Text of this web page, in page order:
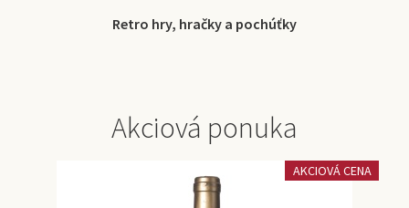
Retro hry, hračky a pochúťky
Akciová ponuka
AKCIOVÁ CENA